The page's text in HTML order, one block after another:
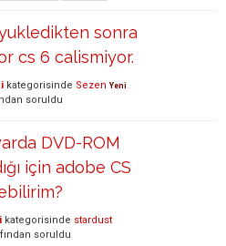
sonra
cs 6 calismiyor.
kategorisinde Sezen Yeni
soruldu
DVD-ROM
için adobe CS
kategorisinde stardust
soruldu